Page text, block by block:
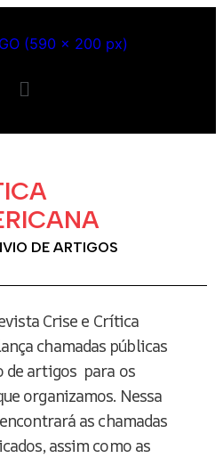
DE ARTIGOS
Crise e Crítica
chamadas públicas
de artigos para os
organizamos. Nessa
as chamadas
assim como as